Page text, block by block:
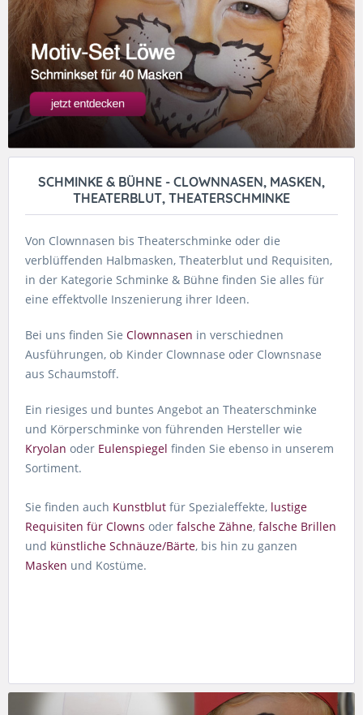
SCHMINKE & BÜHNE - CLOWNNASEN, MASKEN,
THEATERBLUT, THEATERSCHMINKE
Von Clownnasen bis Theaterschminke oder die
verblüffenden Halbmasken, Theaterblut und Requisiten,
in der Kategorie Schminke & Bühne finden Sie alles für
eine effektvolle Inszenierung ihrer Ideen.
Bei uns finden Sie Clownnasen in verschiednen
Ausführungen, ob Kinder Clownnase oder Clownsnase
aus Schaumstoff.
Ein riesiges und buntes Angebot an Theaterschminke
und Körperschminke von führenden Hersteller wie
Kryolan oder Eulenspiegel finden Sie ebenso in unserem
Sortiment.
Sie finden auch Kunstblut für Spezialeffekte, lustige
Requisiten für Clowns oder falsche Zähne, falsche Brillen
und künstliche Schnäuze/Bärte, bis hin zu ganzen
Masken und Kostüme.